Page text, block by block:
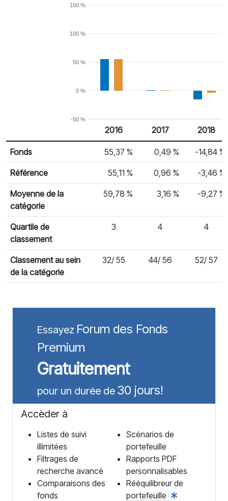
-50 %
0 %
50 %
100 %
150 %
Rendement par année civile
% Rendement
2016 2017 2018
Fonds 55,37 % 0,49 % -14,84 %
Référence 55,11 % 0,96 % -3,46 %
Moyenne de la
catégorie
59,78 % 3,16 % -9,27 %
Quartile de
classement
3 4 4
Classement au sein
de la catégorie
32/ 55 44/ 56 52/ 57
Essayez Forum des Fonds
Premium
Gratuitement
pour un durée de 30 jours!
Accèder à
Listes de suivi
illimitées
Filtrages de
recherche avancé
Comparaisons des
fonds
Scénarios de
portefeuille
Rapports PDF
personnalisables
Rééquilibreur de
portefeuille